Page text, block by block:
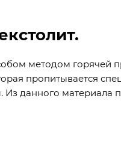
методом горячей
пропитывается
данного материала